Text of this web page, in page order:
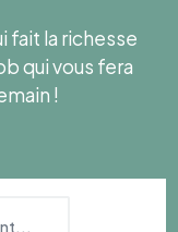
fait la richesse
qui vous fera
!